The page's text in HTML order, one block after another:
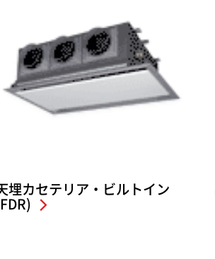
埋カセテリア・ビルトイン